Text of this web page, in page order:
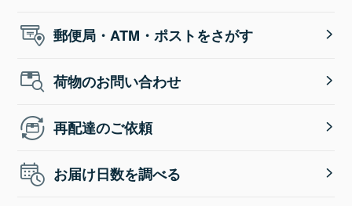
郵便局・ATM・ポストをさがす
荷物のお問い合わせ
再配達のご依頼
お届け日数を調べる